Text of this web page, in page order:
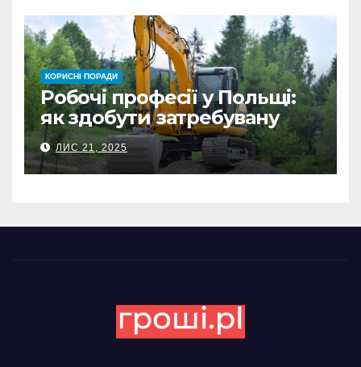
КОРИСНІ ПОРАДИ
Робочі професії у Польщі:
як здобути затребувану
спеціальність та заробляти
гідні гроші
ЛИС 21, 2025